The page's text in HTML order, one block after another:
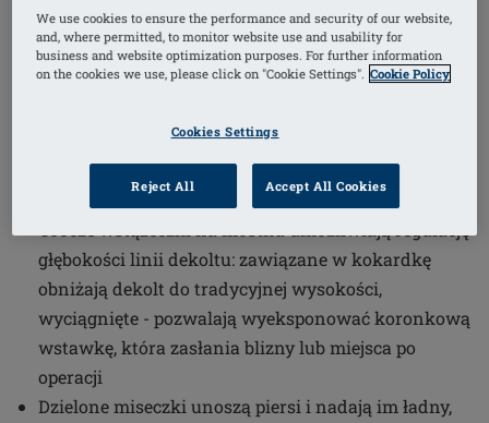
1/4
Numer artykułu: 44509 Alina SB
(10)
koronką oraz subtelnym dwutonowym efektem w
górnej części miseczek, w linii dekoltu i na
skrzydełkach
głębokości linii dekoltu: zawiązane w kokardkę
obniżają dekolt do tradycyjnej wysokości,
wyciągnięte - pozwalają wyeksponować koronkową
wstawkę, która zasłania blizny lub miejsca po
operacji
Dzielone miseczki unoszą piersi i nadają im ładny,
We use cookies to ensure the performance and security of our website,
and, where permitted, to monitor website use and usability for
business and website optimization purposes. For further information
on the cookies we use, please click on "Cookie Settings". Cookie Policy
Cookies Settings
Reject All Accept All Cookies